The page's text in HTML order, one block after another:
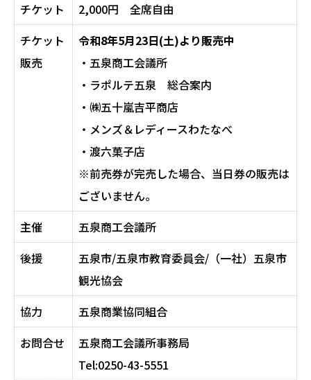
チケット
2,000円 全席自由
チケット
販売
令和8年5月23日(土)より販売中
・五泉商工会議所
・ラポルテ五泉 総合案内
・㈱五十嵐吉平商店
・メンズ＆レディースわたなべ
・渡六菓子店
※前売券が完売した場合、当日券の販売は
ございません。
主催
五泉商工会議所
後援
五泉市/五泉市教育委員会/（一社）五泉市
観光協会
協力
五泉商業協同組合
お問合せ
五泉商工会議所事務局
Tel:0250-43-5551